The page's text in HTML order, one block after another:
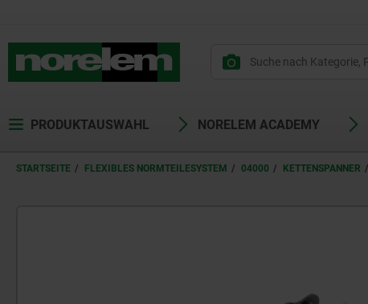
PRODUKTAUSWAHL NORELEM ACADEMY
STARTSEITE FLEXIBLES NORMTEILESYSTEM 04000 KETTENSPANNER